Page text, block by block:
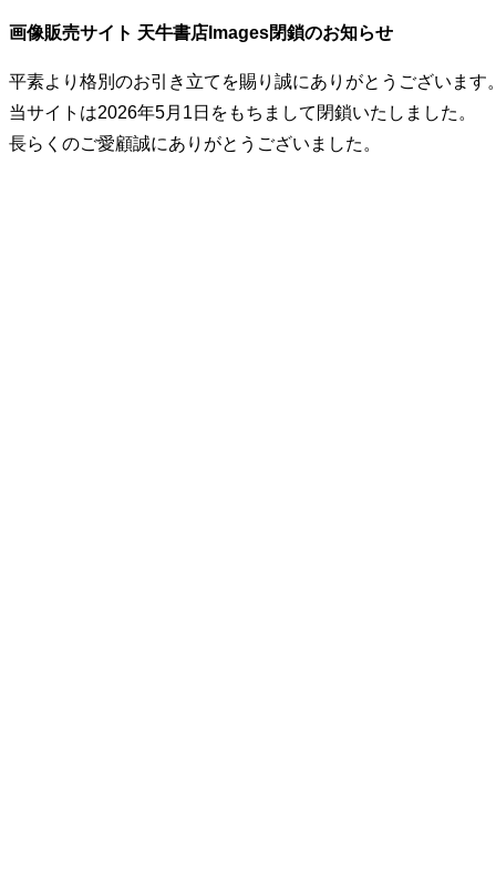
画像販売サイト 天牛書店Images閉鎖のお知らせ
平素より格別のお引き立てを賜り誠にありがとうございます
当サイトは2026年5月1日をもちまして閉鎖いたしました。
長らくのご愛顧誠にありがとうございました。